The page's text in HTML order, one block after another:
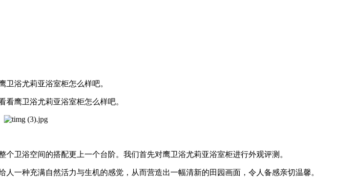
浴尤莉亚浴室柜怎么样吧。
鹰卫浴尤莉亚浴室柜怎么样吧。
浴空间的搭配更上一个台阶。我们首先对鹰卫浴尤莉亚浴室柜进行外观评测。
种充满自然活力与生机的感觉，从而营造出一幅清新的田园画面，令人备感亲切温馨。